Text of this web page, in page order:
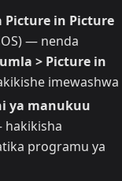
Picture in Picture
— nenda
> Picture in
imewashwa
ya manukuu
programu ya